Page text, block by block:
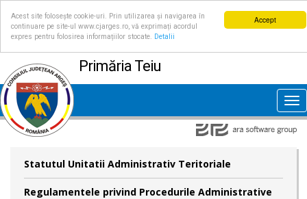
Accept
Acest site folosește cookie-uri. Prin utilizarea și navigarea în
continuare pe site-ul www.cjarges.ro, vă exprimați acordul
expres pentru folosirea informațiilor stocate.
Detalii
Primăria Teiu
Statutul Unitatii Administrativ Teritoriale
Regulamentele privind Procedurile Administrative